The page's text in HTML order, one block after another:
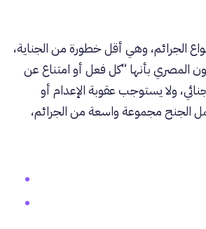
الجرائم، وهي أقل خطورة من الجناية،
المصري بأنها “كل فعل أو امتناع عن
ولا يستوجب عقوبة الإعدام أو
الجنح مجموعة واسعة من الجرائم،